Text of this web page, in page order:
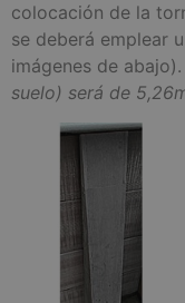
colocación de la
se deberá emplear
imágenes de abajo).
suelo) será de